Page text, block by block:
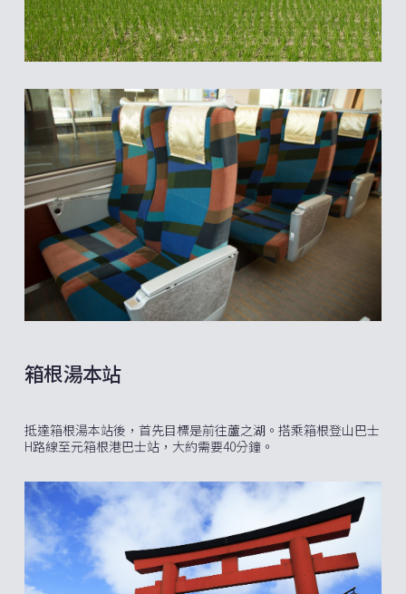
箱根湯本站
抵達箱根湯本站後，首先目標是前往蘆之湖。搭乘箱根登山巴士
H路線至元箱根港巴士站，大約需要40分鐘。